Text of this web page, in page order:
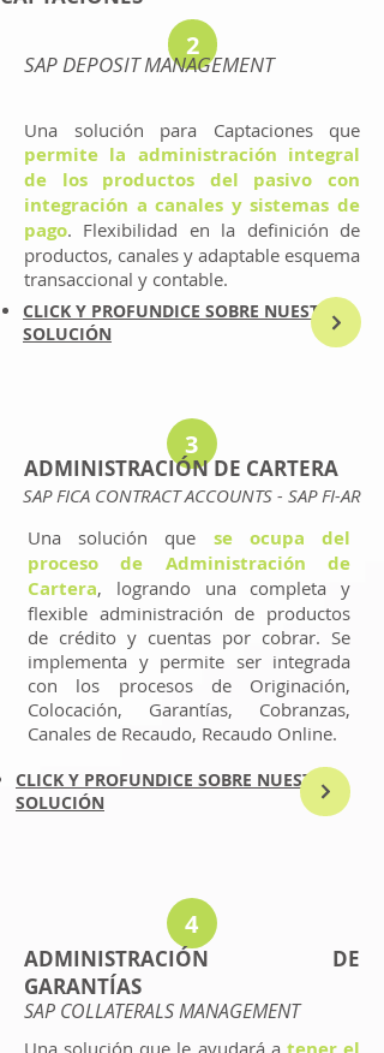
2
SAP DEPOSIT MANAGEMENT
Una solución para Captaciones que
permite la administración integral
de los productos del pasivo con
integración a canales y sistemas de
pago. Flexibilidad en la definición de
productos, canales y adaptable esquema
transaccional y contable.
CLICK Y PROFUNDICE SOBRE NUESTRA
SOLUCIÓN
3
ADMINISTRACIÓN DE CARTERA
SAP FICA CONTRACT ACCOUNTS - SAP FI-AR
Una solución que se ocupa del
proceso de Administración de
Cartera, logrando una completa y
flexible administración de productos
de crédito y cuentas por cobrar. Se
implementa y permite ser integrada
con los procesos de Originación,
Colocación, Garantías, Cobranzas,
Canales de Recaudo, Recaudo Online.
CLICK Y PROFUNDICE SOBRE NUESTRA
SOLUCIÓN
4
ADMINISTRACIÓN DE
GARANTÍAS
SAP COLLATERALS MANAGEMENT
Una solución que le ayudará a